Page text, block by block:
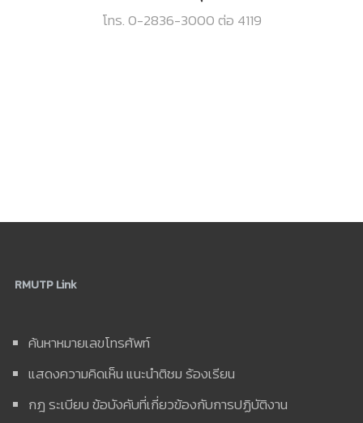
โทร. 0-2836-3000 ต่อ 4119
RMUTP Link
ค้นหาหมายเลขโทรศัพท์
แสดงความคิดเห็น แนะนำติชม ร้องเรียน
กฎ ระเบียบ ข้อบังคับที่เกี่ยวข้องกับการปฏิบัติงาน